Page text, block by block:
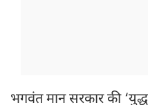
भगवंत मान सरकार की